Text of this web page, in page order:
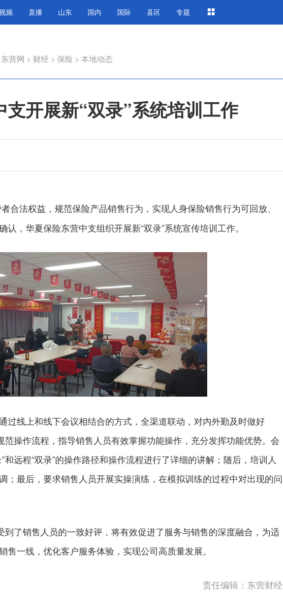
频 直播 山东 国内 国际 县区 专题
东营网 > 财经 > 保险 > 本地动态
开展新“双录”系统培训工作
合法权益，规范保险产品销售行为，实现人身保险销售行为可回放、
，华夏保险东营中支组织开展新“双录”系统宣传培训工作。
线上和线下会议相结合的方式，全渠道联动，对内外勤及时做好
范操作流程，指导销售人员有效掌握功能操作，充分发挥功能优势。会
和远程“双录”的操作路径和操作流程进行了详细的讲解；随后，培训人
；最后，要求销售人员开展实操演练，在模拟训练的过程中对出现的问
了销售人员的一致好评，将有效促进了服务与销售的深度融合，为适
售一线，优化客户服务体验，实现公司高质量发展。
责任编辑：东营财经